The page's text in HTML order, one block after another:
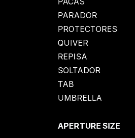
PARADOR
PROTECTORES
QUIVER
REPISA
SOLTADOR
TAB
UMBRELLA
APERTURE SIZE